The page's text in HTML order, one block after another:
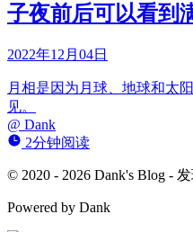
子夜前后可以看到
2022年12月04日
月相是因为月球、地球和太
见。
@ Dank
2分钟阅读
© 2020 - 2026 Dank's Blog -
Powered by Dank